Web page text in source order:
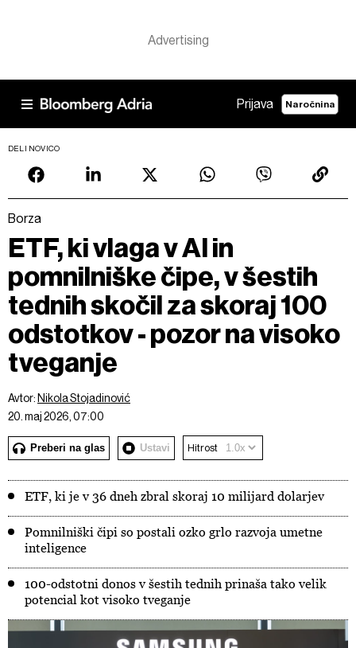
Prijava Naročnina
DELI NOVICO
Borza
ETF, ki vlaga v AI in
pomnilniške čipe, v šestih
tednih skočil za skoraj 100
odstotkov - pozor na visoko
tveganje
Avtor: Nikola Stojadinović
20. maj 2026, 07:00
Preberi na glas Ustavi Hitrost
ETF, ki je v 36 dneh zbral skoraj 10 milijard dolarjev
Pomnilniški čipi so postali ozko grlo razvoja umetne
inteligence
100-odstotni donos v šestih tednih prinaša tako velik
potencial kot visoko tveganje